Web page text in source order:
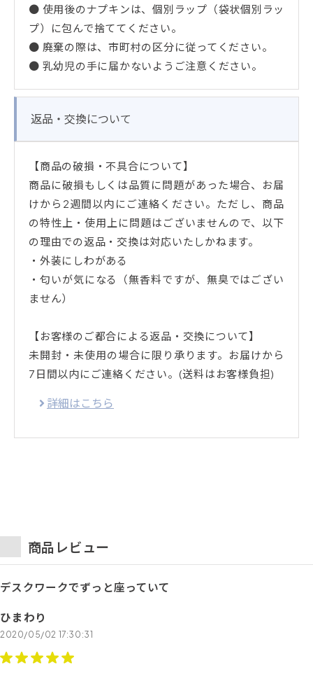
● 使用後のナプキンは、個別ラップ（袋状個別ラッ
プ）に包んで捨ててください。
● 廃棄の際は、市町村の区分に従ってください。
● 乳幼児の手に届かないようご注意ください。
返品・交換について
【商品の破損・不具合について】
商品に破損もしくは品質に問題があった場合、お届
けから2週間以内にご連絡ください。ただし、商品
の特性上・使用上に問題はございませんので、以下
の理由での返品・交換は対応いたしかねます。
・外装にしわがある
・匂いが気になる（無香料ですが、無臭ではござい
ません）
【お客様のご都合による返品・交換について】
未開封・未使用の場合に限り承ります。お届けから
7日間以内にご連絡ください。(送料はお客様負担)
詳細はこちら
商品レビュー
デスクワークでずっと座っていて
ひまわり
2020/05/02 17:30:31